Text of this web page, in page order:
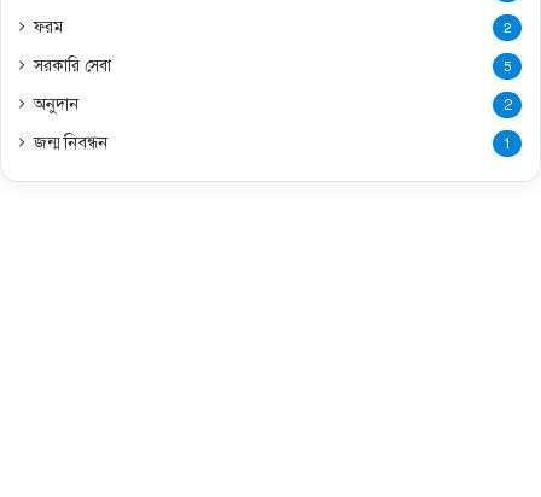
ফরম 2
সরকারি সেবা 5
অনুদান 2
জন্ম নিবন্ধন 1